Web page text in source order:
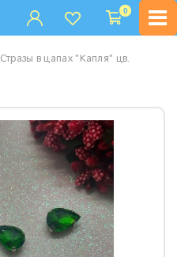
0
Стразы в цапах "Капля" цв.